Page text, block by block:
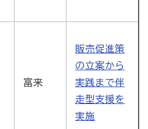
富来
販売促進策
の立案から
実践まで伴
走型支援を
実施